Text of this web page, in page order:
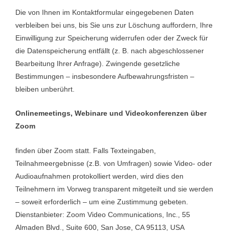
Die von Ihnen im Kontaktformular eingegebenen Daten
verbleiben bei uns, bis Sie uns zur Löschung auffordern, Ihre
Einwilligung zur Speicherung widerrufen oder der Zweck für
die Datenspeicherung entfällt (z. B. nach abgeschlossener
Bearbeitung Ihrer Anfrage). Zwingende gesetzliche
Bestimmungen – insbesondere Aufbewahrungsfristen –
bleiben unberührt.
Onlinemeetings, Webinare und Videokonferenzen über
Zoom
finden über Zoom statt. Falls Texteingaben,
Teilnahmeergebnisse (z.B. von Umfragen) sowie Video- oder
Audioaufnahmen protokolliert werden, wird dies den
Teilnehmern im Vorweg transparent mitgeteilt und sie werden
– soweit erforderlich – um eine Zustimmung gebeten.
Dienstanbieter: Zoom Video Communications, Inc., 55
Almaden Blvd., Suite 600, San Jose, CA 95113, USA